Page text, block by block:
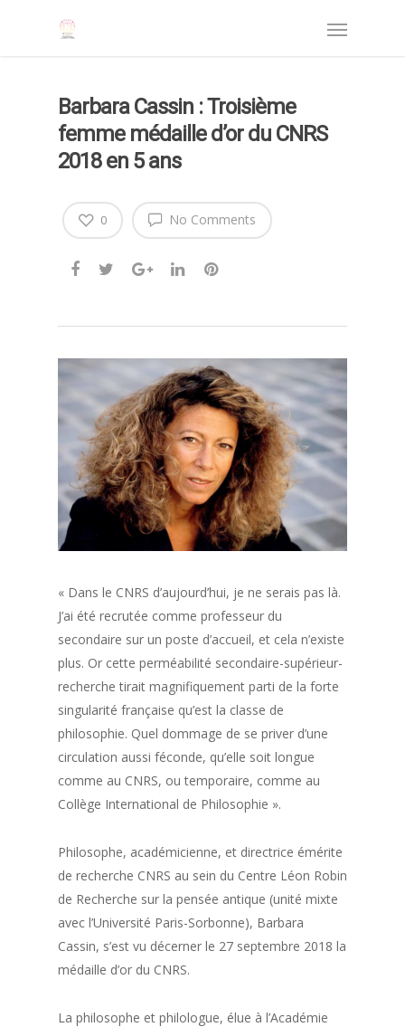
Barbara Cassin : Troisième
femme médaille d’or du CNRS
2018 en 5 ans
No Comments
0
« Dans le CNRS d’aujourd’hui, je ne serais pas là.
J’ai été recrutée comme professeur du
secondaire sur un poste d’accueil, et cela n’existe
plus. Or cette perméabilité secondaire-supérieur-
recherche tirait magnifiquement parti de la forte
singularité française qu’est la classe de
philosophie. Quel dommage de se priver d’une
circulation aussi féconde, qu’elle soit longue
comme au CNRS, ou temporaire, comme au
Collège International de Philosophie ».
Philosophe, académicienne, et directrice émérite
de recherche CNRS au sein du Centre Léon Robin
de Recherche sur la pensée antique (unité mixte
avec l’Université Paris-Sorbonne), Barbara
Cassin, s’est vu décerner le 27 septembre 2018 la
médaille d’or du CNRS.
La philosophe et philologue, élue à l’Académie